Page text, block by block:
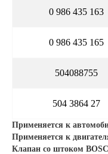
0 986 435 163
0 986 435 165
504088755
504 3864 27
Применяется к
Применяется к
Клапан со штоком